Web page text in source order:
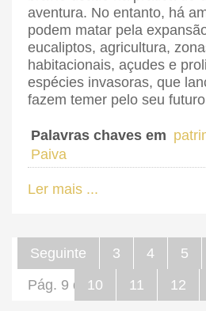
aventura. No entanto, há
podem matar pela
eucaliptos, agricultura,
habitacionais, açudes e
espécies invasoras, que
fazem temer pelo seu
Palavras chaves em
Paiva
Ler mais ...
Seguinte 3 4 5
10
11 12
Pág. 9 de 12